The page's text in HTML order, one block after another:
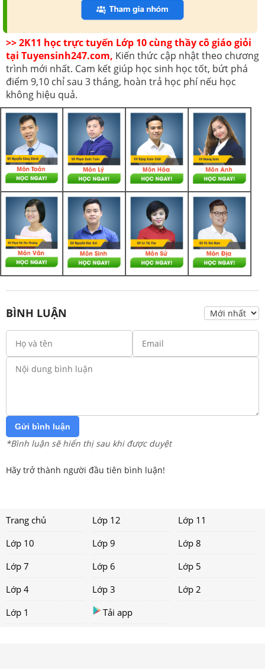
>> 2K11 học trực tuyến Lớp 10 cùng thầy cô giáo giỏi
tại Tuyensinh247.com, Kiến thức cập nhật theo chương
trình mới nhất. Cam kết giúp học sinh học tốt, bứt phá
điểm 9,10 chỉ sau 3 tháng, hoàn trả học phí nếu học
không hiệu quả.
BÌNH LUẬN
Gửi bình luận
*Bình luận sẽ hiển thị sau khi được duyệt
Hãy trở thành người đầu tiên bình luận!
Trang chủ Lớp 12
Lớp 11
Lớp 10
Lớp 9
Lớp 8
Lớp 7
Lớp 6
Lớp 5
Lớp 4
Lớp 3
Lớp 2
Lớp 1
Tải app